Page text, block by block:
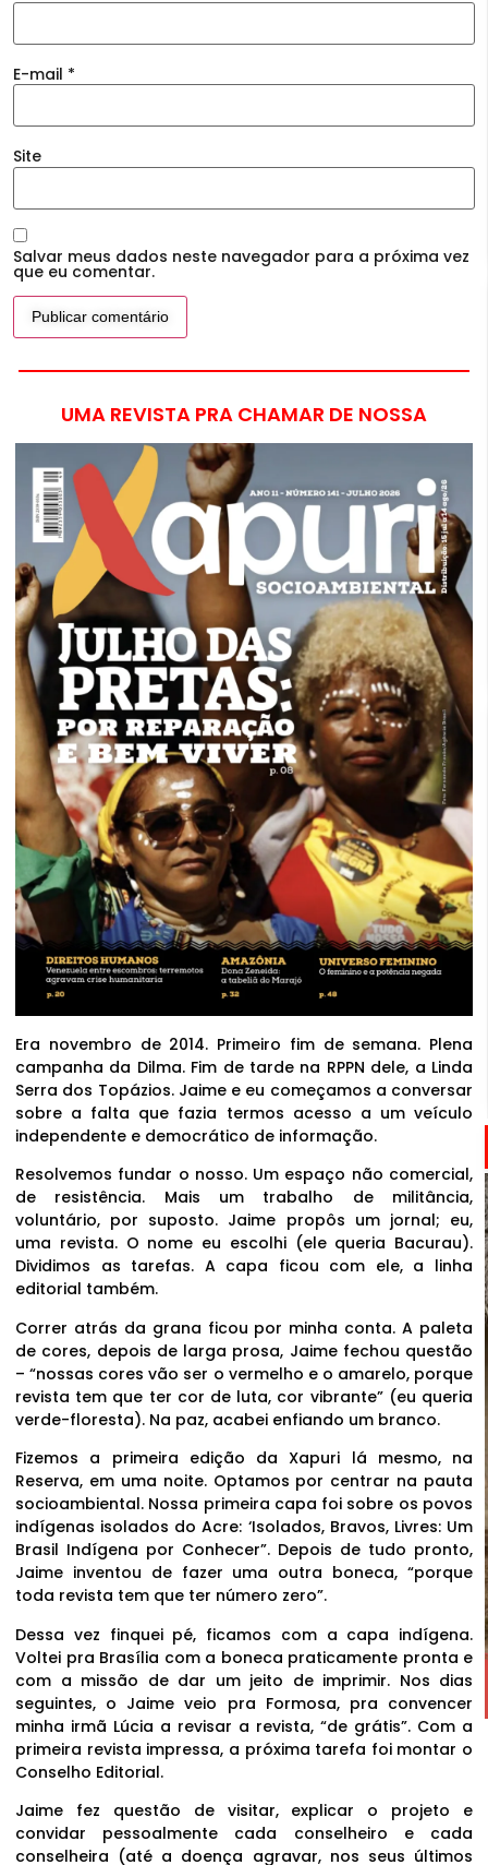
E-mail *
Site
Salvar meus dados neste navegador para a próxima vez
que eu comentar.
UMA REVISTA PRA CHAMAR DE NOSSA
Era novembro de 2014. Primeiro fim de semana. Plena
campanha da Dilma. Fim de tarde na RPPN dele, a Linda
Serra dos Topázios. Jaime e eu começamos a conversar
sobre a falta que fazia termos acesso a um veículo
independente e democrático de informação.
Resolvemos fundar o nosso. Um espaço não comercial,
de resistência. Mais um trabalho de militância,
voluntário, por suposto. Jaime propôs um jornal; eu,
uma revista. O nome eu escolhi (ele queria Bacurau).
Dividimos as tarefas. A capa ficou com ele, a linha
editorial também.
Correr atrás da grana ficou por minha conta. A paleta
de cores, depois de larga prosa, Jaime fechou questão
– “nossas cores vão ser o vermelho e o amarelo, porque
revista tem que ter cor de luta, cor vibrante” (eu queria
verde-floresta). Na paz, acabei enfiando um branco.
Fizemos a primeira edição da Xapuri lá mesmo, na
Reserva, em uma noite. Optamos por centrar na pauta
socioambiental. Nossa primeira capa foi sobre os povos
indígenas isolados do Acre: ‘Isolados, Bravos, Livres: Um
Brasil Indígena por Conhecer”. Depois de tudo pronto,
Jaime inventou de fazer uma outra boneca, “porque
toda revista tem que ter número zero”.
Dessa vez finquei pé, ficamos com a capa indígena.
Voltei pra Brasília com a boneca praticamente pronta e
com a missão de dar um jeito de imprimir. Nos dias
seguintes, o Jaime veio pra Formosa, pra convencer
minha irmã Lúcia a revisar a revista, “de grátis”. Com a
primeira revista impressa, a próxima tarefa foi montar o
Conselho Editorial.
Jaime fez questão de visitar, explicar o projeto e
convidar pessoalmente cada conselheiro e cada
conselheira (até a doença agravar, nos seus últimos